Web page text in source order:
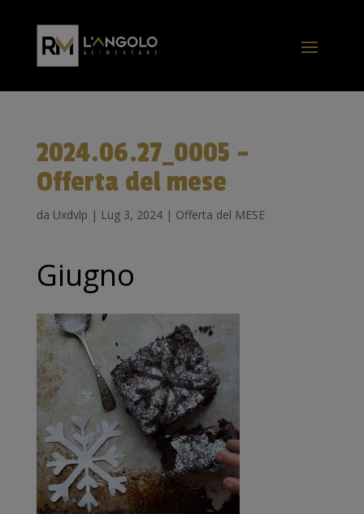
2024.06.27_0005 –
Offerta del mese
da Uxdvlp | Lug 3, 2024| Offerta del MESE
Giugno